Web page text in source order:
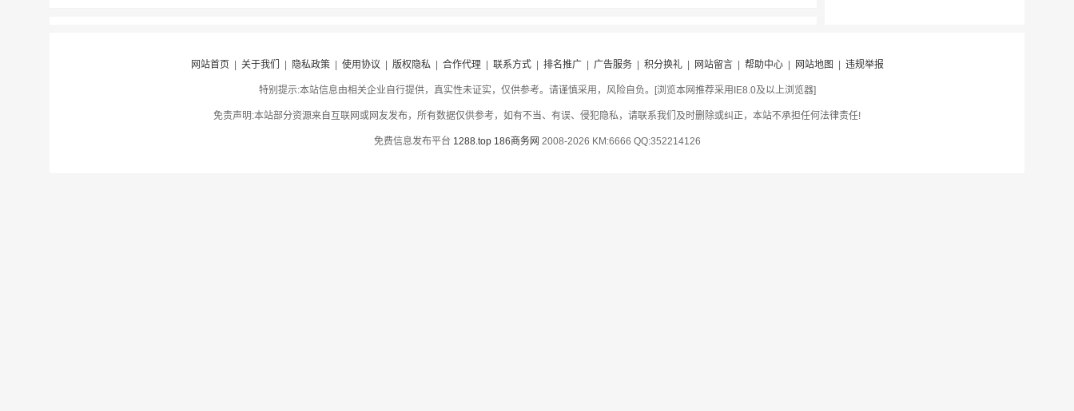
网站首页 关于我们 隐私政策| 使用协议 版权隐私| 合作代理| 联系方式| 排名推广| 广告服务| 积分换礼| 网站留言| 帮助中心| 网站地图 违规举报
特别提示:本站信息由相关企业自行提供，真实性未证实，仅供参考。请谨慎采用，风险自负。[浏览本网推荐采用IE8.0及以上浏览器]
免责声明:本站部分资源来自互联网或网友发布，所有数据仅供参考，如有不当、有误、侵犯隐私，请联系我们及时删除或纠正，本站不承担任何法律责任!
免费信息发布平台 1288.top 186商务网 2008-2026 KM:6666 QQ:352214126